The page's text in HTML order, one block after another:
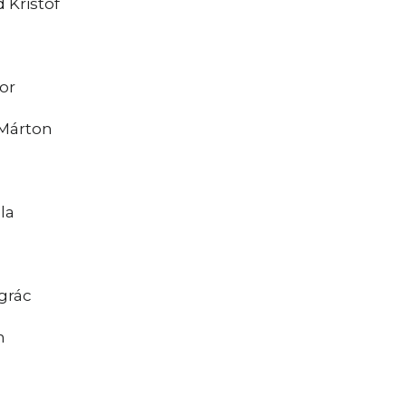
Kristóf